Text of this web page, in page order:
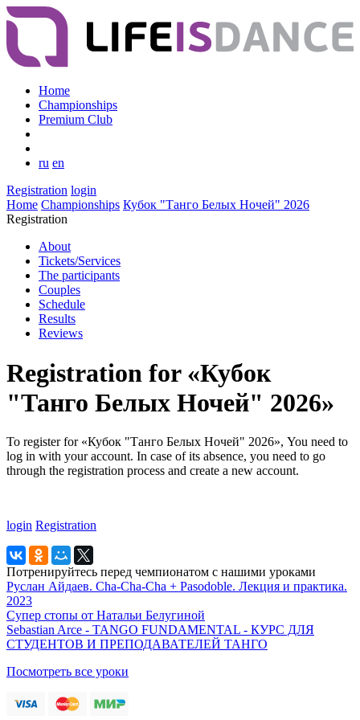
Home
Championships
Premium Club
ru en
Registration login
Home Championships Кубок "Танго Белых Ночей" 2026
Registration
About
Tickets/Services
The participants
Couples
Schedule
Results
Reviews
Registration for «Кубок
"Танго Белых Ночей" 2026»
To register for «Кубок "Танго Белых Ночей" 2026», You need to
log in with your account. In case of its absence, you need to go
through the registration process and create a new account.
login Registration
Потренируйтесь перед чемпионатом с нашими уроками
Руслан Айдаев. Cha-Cha-Cha + Pasodoble. Лекция и практика.
2023
Супер стопы от Натальи Белугиной
Sebastian Arce - TANGO FUNDAMENTAL - КУРС ДЛЯ
СТУДЕНТОВ И ПРЕПОДАВАТЕЛЕЙ ТАНГО
Посмотреть все уроки